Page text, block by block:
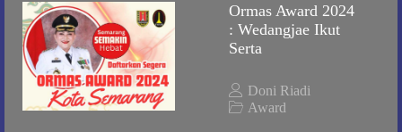
Ormas Award 2024
: Wedangjae Ikut
Serta
Doni Riadi
Award